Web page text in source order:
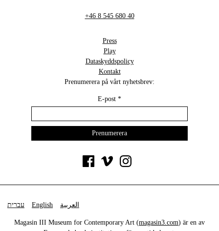
+46 8 545 680 40
Press
Play
Dataskyddspolicy
Kontakt
Prenumerera på vårt nyhetsbrev:
E-post *
עברית English العربية
Magasin III Museum for Contemporary Art (magasin3.com) är en av